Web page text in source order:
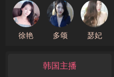
徐艳 多颂 瑟妃
韩国主播